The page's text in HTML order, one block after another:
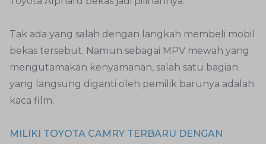
Tak ada yang salah dengan langkah membeli mobil
bekas tersebut. Namun sebagai MPV mewah yang
mengutamakan kenyamanan, salah satu bagian
yang langsung diganti oleh pemilik barunya adalah
kaca film.
MILIKI TOYOTA CAMRY TERBARU DENGAN